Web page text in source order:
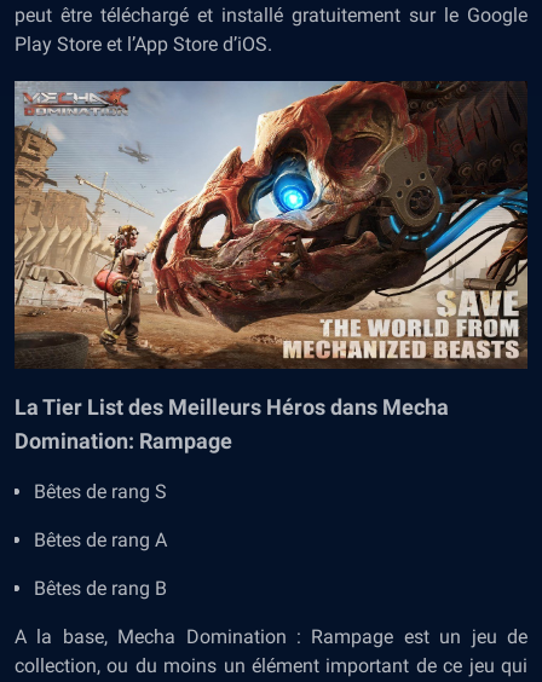
peut être téléchargé et installé gratuitement sur le Google
Play Store et l’App Store d’iOS.
La Tier List des Meilleurs Héros dans Mecha
Domination: Rampage
Bêtes de rang S
Bêtes de rang A
Bêtes de rang B
A la base, Mecha Domination : Rampage est un jeu de
collection, ou du moins un élément important de ce jeu qui